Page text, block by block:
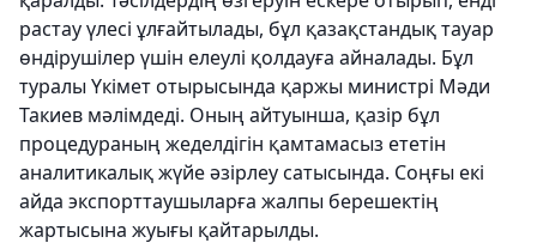
растау үлесі ұлғайтылады, бұл қазақстандық тауар
өндірушілер үшін елеулі қолдауға айналады. Бұл
туралы Үкімет отырысында қаржы министрі Мәди
Такиев мәлімдеді. Оның айтуынша, қазір бұл
процедураның жеделдігін қамтамасыз ететін
аналитикалық жүйе әзірлеу сатысында. Соңғы екі
айда экспорттаушыларға жалпы берешектің
жартысына жуығы қайтарылды.